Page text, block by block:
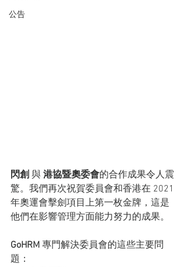
公告
閃創 與 港協暨奧委會的合作成果令人震
驚。我們再次祝賀委員會和香港在 2021
年奧運會擊劍項目上第一枚金牌，這是
他們在影響管理方面能力努力的成果。
GoHRM 專門解決委員會的這些主要問
題：